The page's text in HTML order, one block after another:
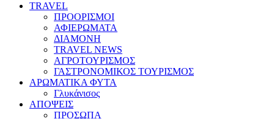
TRAVEL
ΠΡΟΟΡΙΣΜΟΙ
ΑΦΙΕΡΩΜΑΤΑ
ΔΙΑΜΟΝΗ
TRAVEL NEWS
ΑΓΡΟΤΟΥΡΙΣΜΟΣ
ΓΑΣΤΡΟΝΟΜΙΚΟΣ ΤΟΥΡΙΣΜΟΣ
ΑΡΩΜΑΤΙΚΑ ΦΥΤΑ
Γλυκάνισος
ΑΠΟΨΕΙΣ
ΠΡΟΣΩΠΑ